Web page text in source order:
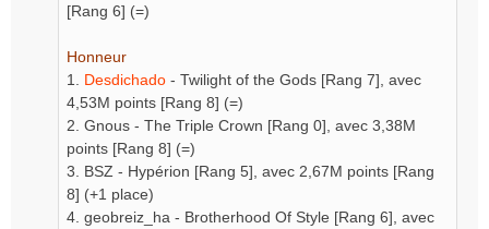
[Rang 6] (=)
Honneur
1. Desdichado - Twilight of the Gods [Rang 7], avec
4,53M points [Rang 8] (=)
2. Gnous - The Triple Crown [Rang 0], avec 3,38M
points [Rang 8] (=)
3. BSZ - Hypérion [Rang 5], avec 2,67M points [Rang
8] (+1 place)
4. geobreiz_ha - Brotherhood Of Style [Rang 6], avec